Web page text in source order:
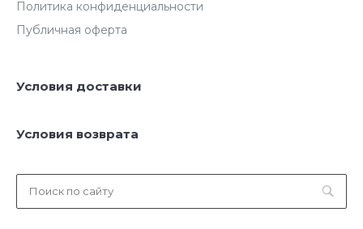
Политика конфиденциальности
Публичная оферта
Условия доставки
Условия возврата